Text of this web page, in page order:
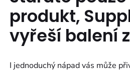
produkt,
vyřeší balení
I jednoduchý nápad vás může